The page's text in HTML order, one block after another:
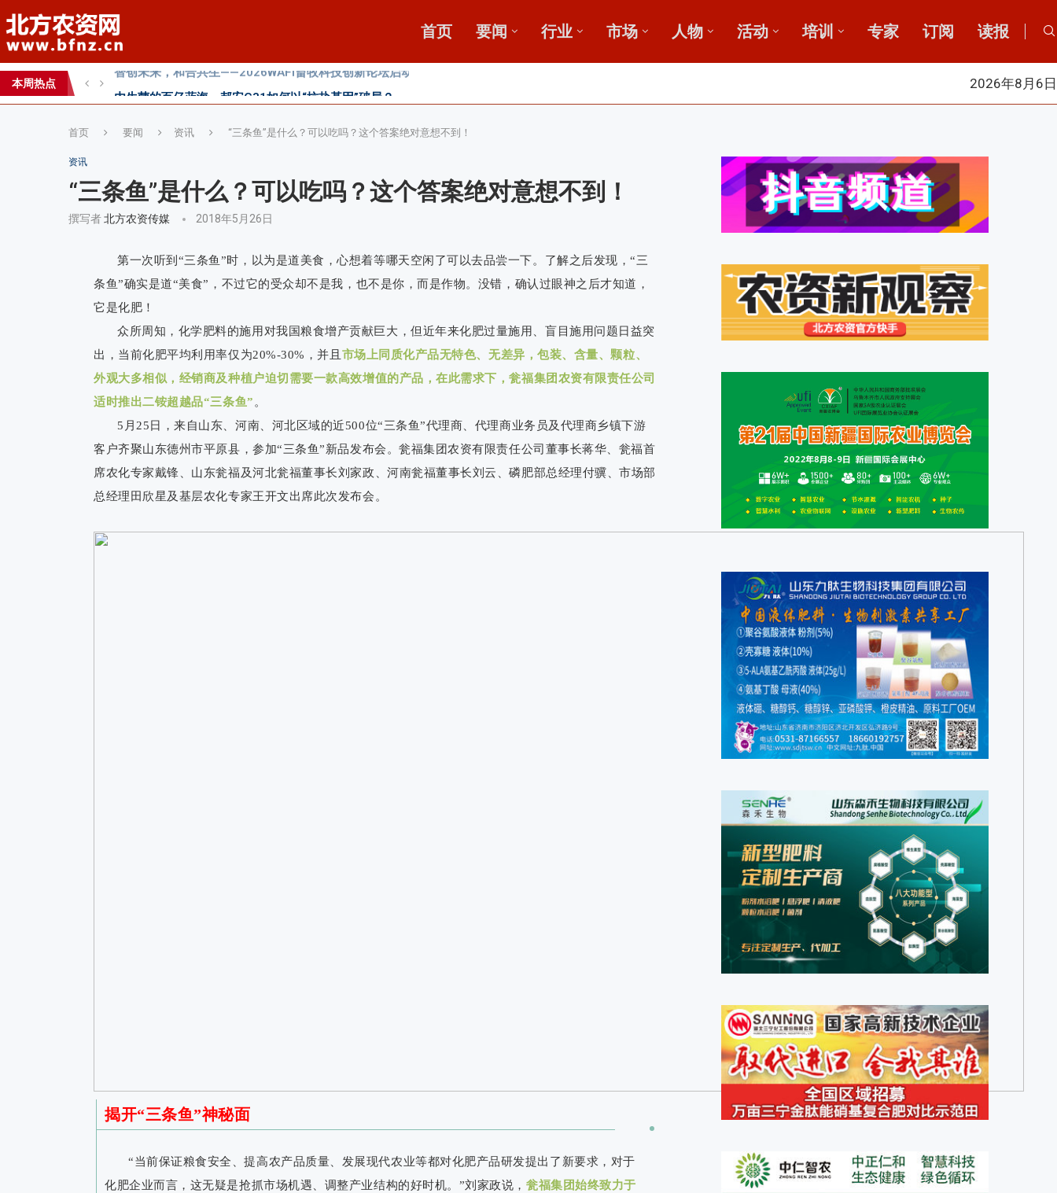
首页 要闻 行业 市场 人物 活动 培训 专家 订阅 读报
本周热点
2026第七届中国(国际)智慧农业应用与创新发展高峰论坛
2026 SFA功能性特肥创新发展大会成功举办
2026年8月6日
首页 要闻 资讯 “三条鱼”是什么？可以吃吗？这个答案绝对意想不到！
资讯
“三条鱼”是什么？可以吃吗？这个答案绝对意想不到！
撰写者北方农资传媒 2018年5月26日
第一次听到“三条鱼”时，以为是道美食，心想着等哪天空闲了可以去品尝一下。了解之后发现，“三
条鱼”确实是道“美食”，不过它的受众却不是我，也不是你，而是作物。没错，确认过眼神之后才知道，
它是化肥！
众所周知，化学肥料的施用对我国粮食增产贡献巨大，但近年来化肥过量施用、盲目施用问题日益突
出，当前化肥平均利用率仅为20%-30%，并且 市场上同质化产品无特色、无差异，包装、含量、颗粒、
外观大多相似，经销商及种植户迫切需要一款高效增值的产品，在此需求下，瓮福集团农资有限责任公司
适时推出二铵超越品“三条鱼” 。
5月25日，来自山东、河南、河北区域的近500位“三条鱼”代理商、代理商业务员及代理商乡镇下游
客户齐聚山东德州市平原县，参加“三条鱼”新品发布会。瓮福集团农资有限责任公司董事长蒋华、瓮福首
席农化专家戴锋、山东瓮福及河北瓮福董事长刘家政、河南瓮福董事长刘云、磷肥部总经理付骥、市场部
总经理田欣星及基层农化专家王开文出席此次发布会。
揭开“三条鱼”神秘面
“当前保证粮食安全、提高农产品质量、发展现代农业等都对化肥产品研发提出了新要求，对于
化肥企业而言，这无疑是抢抓市场机遇、调整产业结构的好时机。”刘家政说，瓮福集团始终致力于